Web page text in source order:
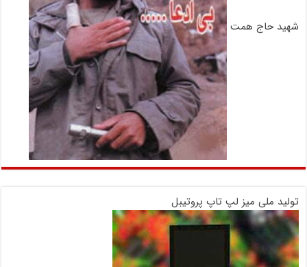
شهید حاج همت
تولید ملی میز لپ تاپ پروتیبل